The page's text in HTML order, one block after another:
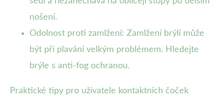
nošení.
Odolnost proti zamlžení: Zamlžení brýlí může
být při plavání velkým problémem. Hledejte
brýle s anti-fog ochranou.
Praktické tipy pro uživatele kontaktních čoček